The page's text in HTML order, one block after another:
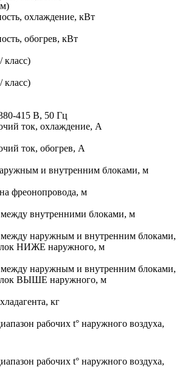
охлаждение, кВт
обогрев, кВт
класс)
класс)
415 В, 50 Гц
ток, охлаждение, А
ток, обогрев, А
и внутренним блоками, м
фреонопровода, м
внутренними блоками, м
между наружным и внутренним блоками,
НИЖЕ наружного, м
между наружным и внутренним блоками,
ВЫШЕ наружного, м
кг
рабочих t° наружного воздуха,
рабочих t° наружного воздуха,